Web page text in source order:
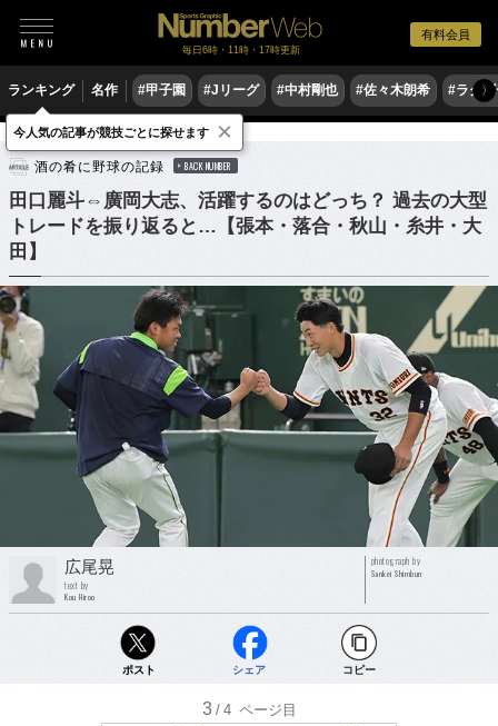
有料会員
毎日6時・11時・17時更新
ランキング 名作 #甲子園 #Jリーグ #中村剛也 #佐々木朗希 #ラグ〉
野球 プロ野球
酒の肴に野球の記録 BACK NUMBER
田口麗斗⇔廣岡大志、活躍するのはどっち？ 過去の大型
トレードを振り返ると…【張本・落合・秋山・糸井・大
田】
広尾晃
text by
Kou Hiroo
photograph by
Sankei Shimbun
ポスト シェア コピー
3 /4 ページ目
今人気の記事が競技ごとに探せます ×